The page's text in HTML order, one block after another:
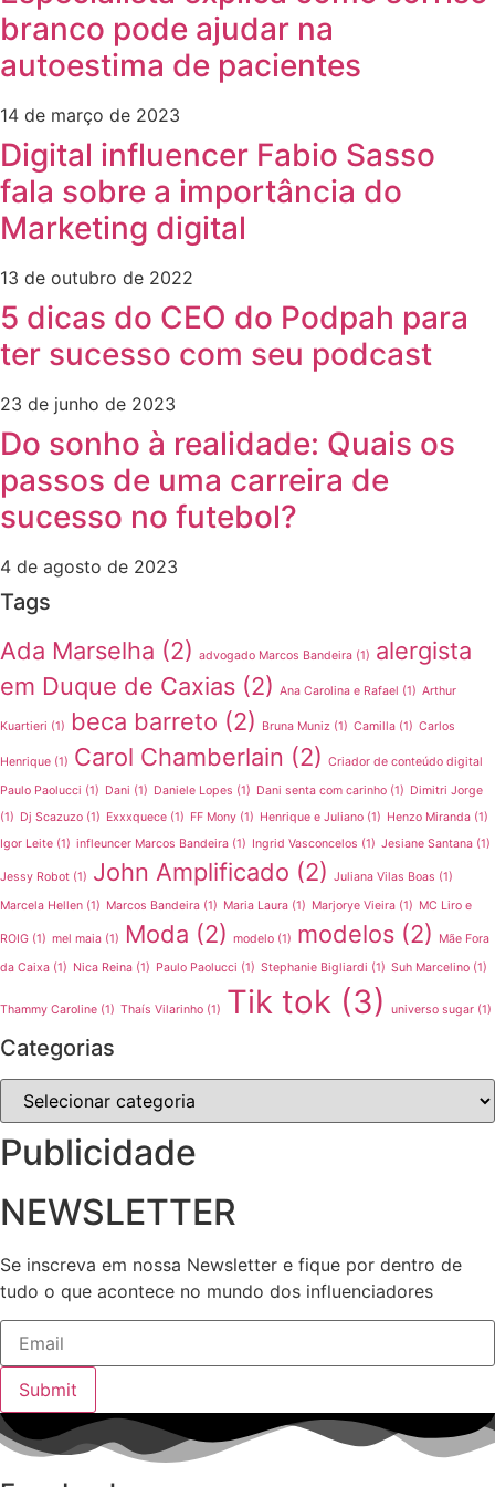
branco pode ajudar na
autoestima de pacientes
14 de março de 2023
Digital influencer Fabio Sasso
fala sobre a importância do
Marketing digital
13 de outubro de 2022
5 dicas do CEO do Podpah para
ter sucesso com seu podcast
23 de junho de 2023
Do sonho à realidade: Quais os
passos de uma carreira de
sucesso no futebol?
4 de agosto de 2023
Tags
Ada Marselha (2) advogado Marcos Bandeira (1) alergista
em Duque de Caxias (2) Ana Carolina e Rafael (1) Arthur
Kuartieri (1) beca barreto (2) Bruna Muniz (1) Camilla (1) Carlos
Henrique (1) Carol Chamberlain (2) Criador de conteúdo digital
Paulo Paolucci (1) Dani (1) Daniele Lopes (1) Dani senta com carinho (1) Dimitri Jorge
(1) Dj Scazuzo (1) Exxxquece (1) FF Mony (1) Henrique e Juliano (1) Henzo Miranda (1)
Igor Leite (1) infleuncer Marcos Bandeira (1) Ingrid Vasconcelos (1) Jesiane Santana (1)
Jessy Robot (1) John Amplificado (2) Juliana Vilas Boas (1)
Marcela Hellen (1) Marcos Bandeira (1) Maria Laura (1) Marjorye Vieira (1) MC Liro e
ROIG (1) mel maia (1) Moda (2) modelo (1) modelos (2)
Mãe Fora
da Caixa (1) Nica Reina (1) Paulo Paolucci (1) Stephanie Bigliardi (1) Suh Marcelino (1)
Thammy Caroline (1) Thaís Vilarinho (1) Tik tok (3) universo sugar (1)
Categorias
Categorias
Publicidade
NEWSLETTER
Se inscreva em nossa Newsletter e fique por dentro de
tudo o que acontece no mundo dos influenciadores
Submit